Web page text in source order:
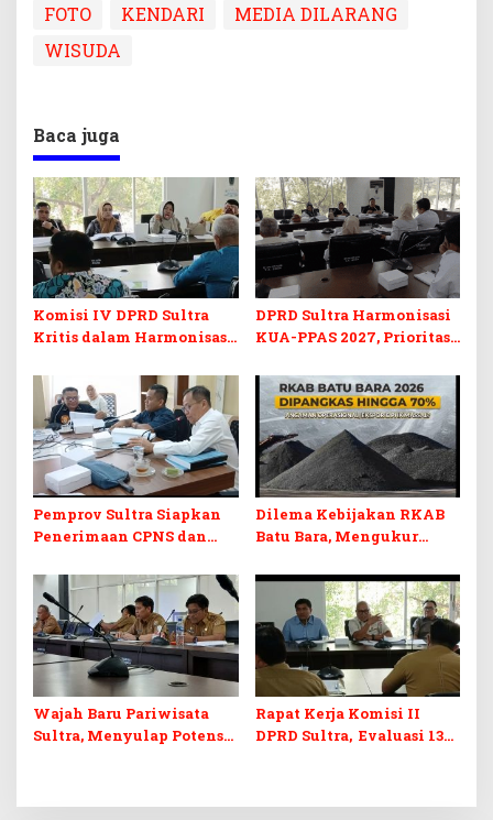
FOTO
KENDARI
MEDIA DILARANG
WISUDA
Baca juga
Komisi IV DPRD Sultra
Kritis dalam Harmonisasi
Perubahan APBD 2026
DPRD Sultra Harmonisasi
KUA-PPAS 2027, Prioritas
dan Pelunasan Utang
Infrastruktur
Pemprov Sultra Siapkan
Penerimaan CPNS dan
Desak Formasi Disabilitas
Dilema Kebijakan RKAB
Batu Bara, Mengukur
Penerimaan Negara dan
Kepastian Investasi
Wajah Baru Pariwisata
Sultra, Menyulap Potensi
Rapat Kerja Komisi II
DPRD Sultra, Evaluasi 13